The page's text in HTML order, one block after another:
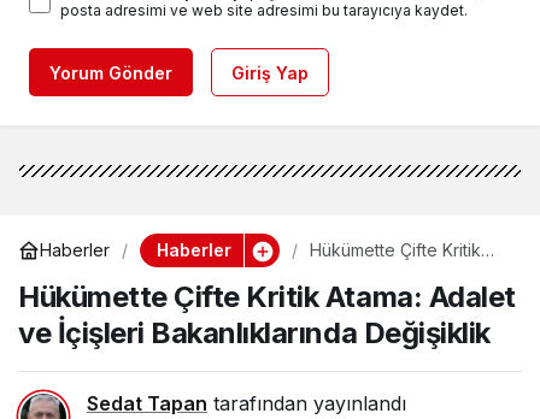
posta adresimi ve web site adresimi bu tarayıcıya kaydet.
Yorum Gönder Giriş Yap
Haberler Haberler
Hükümette Çifte Kritik
Bakanlıklarında Değişiklik
Hükümette Çifte Kritik Atama: Adalet
ve İçişleri Bakanlıklarında Değişiklik
Sedat Tapan tarafından yayınlandı